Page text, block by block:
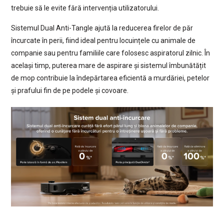
trebuie să le evite fără intervenția utilizatorului.
Sistemul Dual Anti-Tangle ajută la reducerea firelor de păr
încurcate în perii, fiind ideal pentru locuințele cu animale de
companie sau pentru familiile care folosesc aspiratorul zilnic. În
același timp, puterea mare de aspirare și sistemul îmbunătățit
de mop contribuie la îndepărtarea eficientă a murdăriei, petelor
și prafului fin de pe podele și covoare.